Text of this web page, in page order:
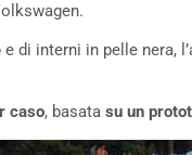
e di interni in pelle nera,
caso, basata su un